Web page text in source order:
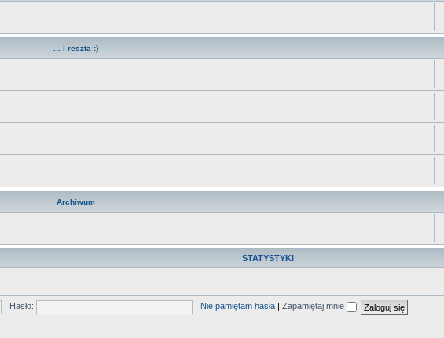
... i reszta :)
Archiwum
STATYSTYKI
Hasło: Nie pamiętam hasła Zapamiętaj mnie